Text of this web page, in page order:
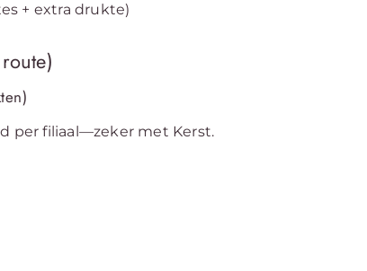
+ extra drukte)
per filiaal—zeker met Kerst.